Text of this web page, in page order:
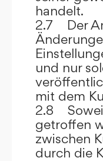
handelt.
2.7 Der
und nur
mit dem
2.8
getroffen
zwischen
durch die